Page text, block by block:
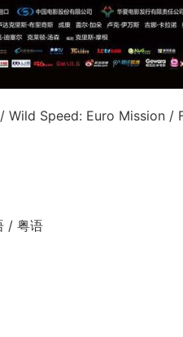
Wild Speed: Euro Mission /
/ 粤语